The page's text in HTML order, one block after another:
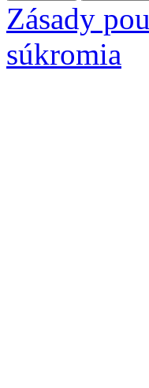
Zásady
súkromia